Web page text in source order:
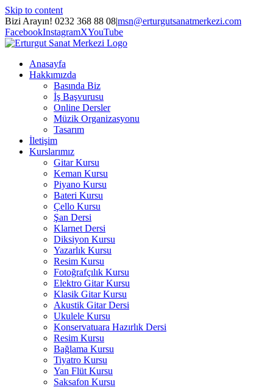
Skip to content
Bizi Arayın! 0232 368 88 08|msn@erturgutsanatmerkezi.com
FacebookInstagramXYouTube
Anasayfa
Hakkımızda
Basında Biz
İş Başvurusu
Online Dersler
Müzik Organizasyonu
Tasarım
İletişim
Kurslarımız
Gitar Kursu
Keman Kursu
Piyano Kursu
Bateri Kursu
Çello Kursu
Şan Dersi
Klarnet Dersi
Diksiyon Kursu
Yazarlık Kursu
Resim Kursu
Fotoğrafçılık Kursu
Elektro Gitar Kursu
Klasik Gitar Kursu
Akustik Gitar Dersi
Ukulele Kursu
Konservatuara Hazırlık Dersi
Resim Kursu
Bağlama Kursu
Tiyatro Kursu
Yan Flüt Kursu
Saksafon Kursu